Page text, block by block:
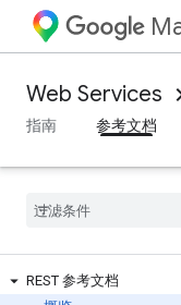
Web Services
指南
参考文档
REST 参考文档